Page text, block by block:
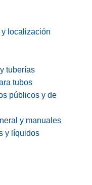
localización
tuberías
tubos
públicos y de
y manuales
y líquidos